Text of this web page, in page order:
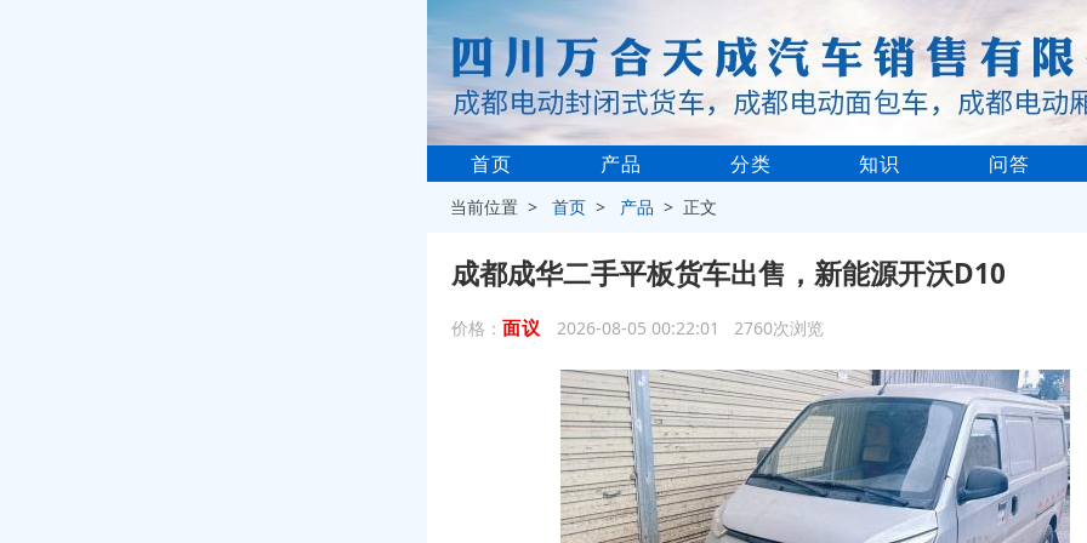
首页 产品 分类 知识 问答
当前位置 >首页 > 产品 > 正文
成都成华二手平板货车出售，新能源开沃D10
价格： 面议 2026-08-05 00:22:01 2760次浏览